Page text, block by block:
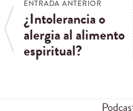
ENTRADA ANTERIOR
¿Intolerancia o
alergia al alimento
espiritual?